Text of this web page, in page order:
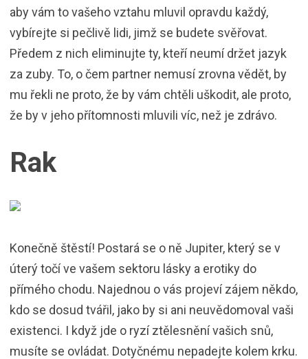
aby vám to vašeho vztahu mluvil opravdu každý,
vybírejte si pečlivě lidi, jimž se budete svěřovat.
Předem z nich eliminujte ty, kteří neumí držet jazyk
za zuby. To, o čem partner nemusí zrovna vědět, by
mu řekli ne proto, že by vám chtěli uškodit, ale proto,
že by v jeho přítomnosti mluvili víc, než je zdrávo.
Rak
Konečně štěstí! Postará se o ně Jupiter, který se v
úterý točí ve vašem sektoru lásky a erotiky do
přímého chodu. Najednou o vás projeví zájem někdo,
kdo se dosud tvářil, jako by si ani neuvědomoval vaši
existenci. I když jde o ryzí ztělesnění vašich snů,
musíte se ovládat. Dotyčnému nepadejte kolem krku.